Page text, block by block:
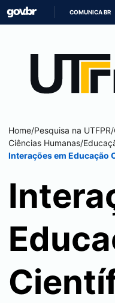
COMUNICA BR
Home/Pesquisa na UTFPR/
Ciências Humanas/
Interações em Educação